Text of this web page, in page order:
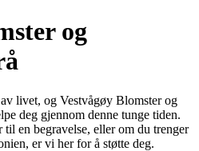
og
livet, og Vestvågøy Blomster og
deg gjennom denne tunge tiden.
en begravelse, eller om du trenger
er vi her for å støtte deg.